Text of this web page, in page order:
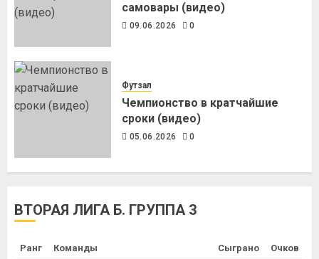
самовары (видео)
09.06.2026 0
Футзал
Чемпионство в кратчайшие
сроки (видео)
05.06.2026 0
ВТОРАЯ ЛИГА Б. ГРУППА 3
Ранг Команды Сыграно Очков